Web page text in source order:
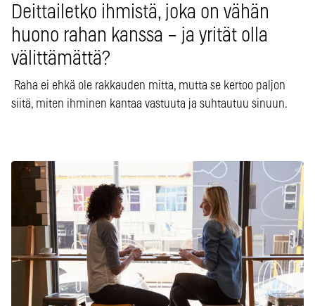
Deittailetko ihmistä, joka on vähän
huono rahan kanssa – ja yrität olla
välittämättä?
Raha ei ehkä ole rakkauden mitta, mutta se kertoo paljon
siitä, miten ihminen kantaa vastuuta ja suhtautuu sinuun.